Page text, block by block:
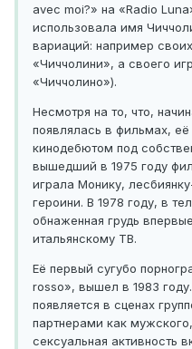
avec moi?» на «Radio
использовала имя
вариаций: например
«Чиччолини», а своего
«Чиччолино»).
Несмотря на то, что,
появлялась в фильмах,
кинодебютом под
вышедший в 1975 году
играла Монику,
героини. В 1978 году, в
обнаженная грудь
итальянскому ТВ.
Её первый сугубо
rosso», вышел в 1983
появляется в сценах
партнерами как
сексуальная активность